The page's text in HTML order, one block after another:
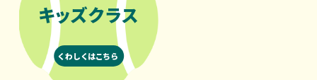
キッズクラス
くわしくはこちら